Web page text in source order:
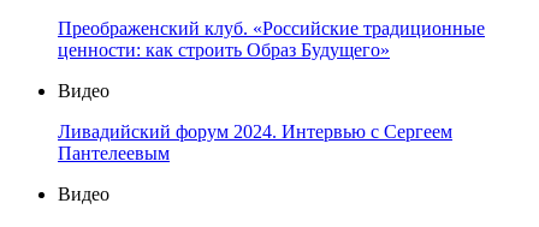
Преображенский клуб. «Российские традиционные
ценности: как строить Образ Будущего»
Видео
Ливадийский форум 2024. Интервью с Сергеем
Пантелеевым
Видео